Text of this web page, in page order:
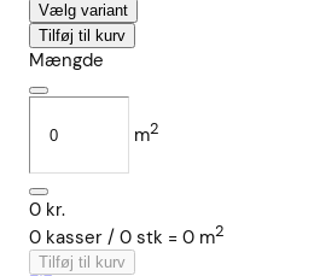
Vælg variant
Tilføj til kurv
Mængde
m2
0 kr.
0 kasser / 0 stk = 0 m2
Tilføj til kurv